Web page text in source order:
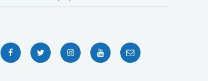
FacebookTwitter InstagramYouTubeE-
Mail